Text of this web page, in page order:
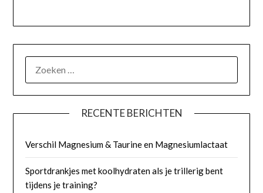
NAAR:
RECENTE BERICHTEN
Verschil Magnesium & Taurine en Magnesiumlactaat
Sportdrankjes met koolhydraten als je trillerig bent
tijdens je training?